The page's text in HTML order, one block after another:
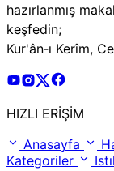
hazırlanmış
keşfedin;
Kur'ân‑ı Kerîm,
Risale Online
Risale Online
Risale
HIZLI ERİŞİM
Anasayfa
Kategoriler